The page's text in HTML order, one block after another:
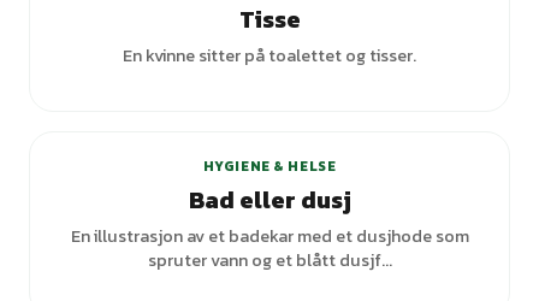
Tisse
En kvinne sitter på toalettet og tisser.
HYGIENE & HELSE
Bad eller dusj
En illustrasjon av et badekar med et dusjhode som
spruter vann og et blått dusjf...